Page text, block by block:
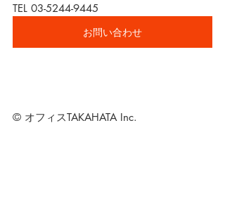
TEL 03-5244-9445
お問い合わせ
© オフィスTAKAHATA Inc.